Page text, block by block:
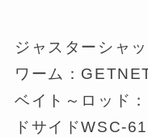
ジャスターシャ
ワーム：
ベイト～ロッド
ドサイドWSC-